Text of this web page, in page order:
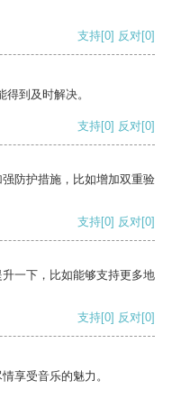
支持[0] 反对[0]
到及时解决。
支持[0] 反对[0]
防护措施，比如增加双重验
支持[0] 反对[0]
一下，比如能够支持更多地
支持[0] 反对[0]
享受音乐的魅力。